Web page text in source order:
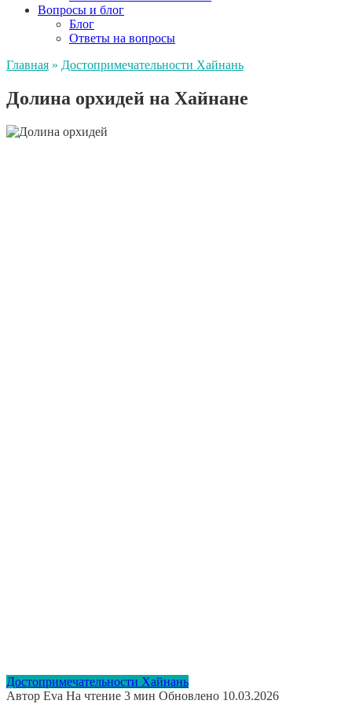
Вопросы и блог
Блог
Ответы на вопросы
Главная » Достопримечательности Хайнань
Долина орхидей на Хайнане
Достопримечательности Хайнань
Автор Eva На чтение 3 мин Обновлено 10.03.2026